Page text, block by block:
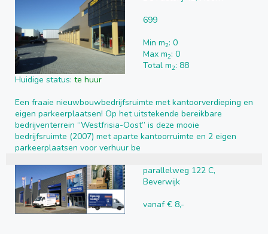
699
Min m2: 0
Max m2: 0
Total m2: 88
Huidige status: te huur
Een fraaie nieuwbouwbedrijfsruimte met kantoorverdieping en
eigen parkeerplaatsen! Op het uitstekende bereikbare
bedrijventerrein “Westfrisia-Oost” is deze mooie
bedrijfsruimte (2007) met aparte kantoorruimte en 2 eigen
parkeerplaatsen voor verhuur be
parallelweg 122 C,
Beverwijk
vanaf € 8,-